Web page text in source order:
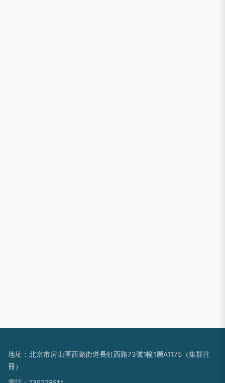
地址：北京市房山區西潞街道長虹西路73號1幢1層A1175（集群注
冊）